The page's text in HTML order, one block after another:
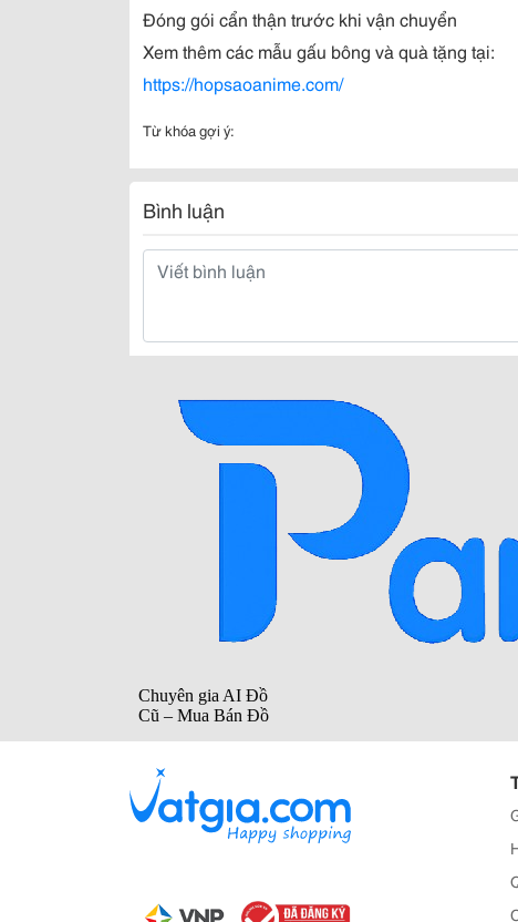
Đóng gói cẩn thận trước khi vận chuyển
Xem thêm các mẫu gấu bông và quà tặng tại:
https://hopsaoanime.com/
Từ khóa gợi ý:
Bình luận